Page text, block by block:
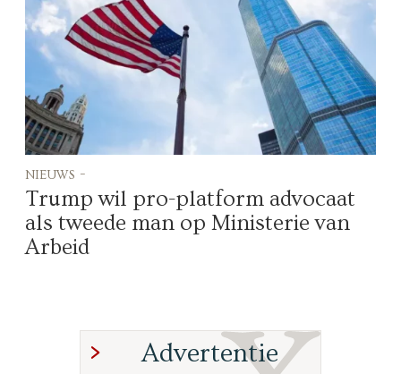
nieuws -
Trump wil pro-platform advocaat
als tweede man op Ministerie van
Arbeid
Advertentie